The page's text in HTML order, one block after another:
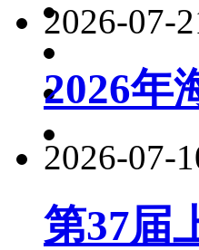
2026-07-
2026年
2026-07-
第37届